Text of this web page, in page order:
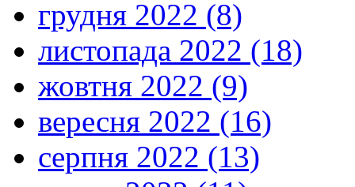
грудня 2022 (8)
листопада 2022 (18)
жовтня 2022 (9)
вересня 2022 (16)
серпня 2022 (13)